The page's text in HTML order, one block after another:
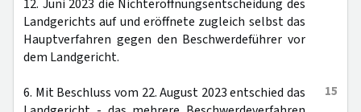
12. Juni 2023 die Nichteröffnungsentscheidung des
Landgerichts auf und eröffnete zugleich selbst das
Hauptverfahren gegen den Beschwerdeführer vor
dem Landgericht.
15
6. Mit Beschluss vom 22. August 2023 entschied das